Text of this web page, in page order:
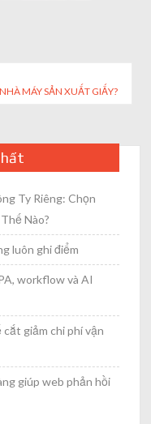
MÁY SẢN XUẤT GIẤY?
Ty Riêng: Chọn
Nào?
luôn ghi điểm
workflow và AI
giảm chi phí vận
giúp web phản hồi